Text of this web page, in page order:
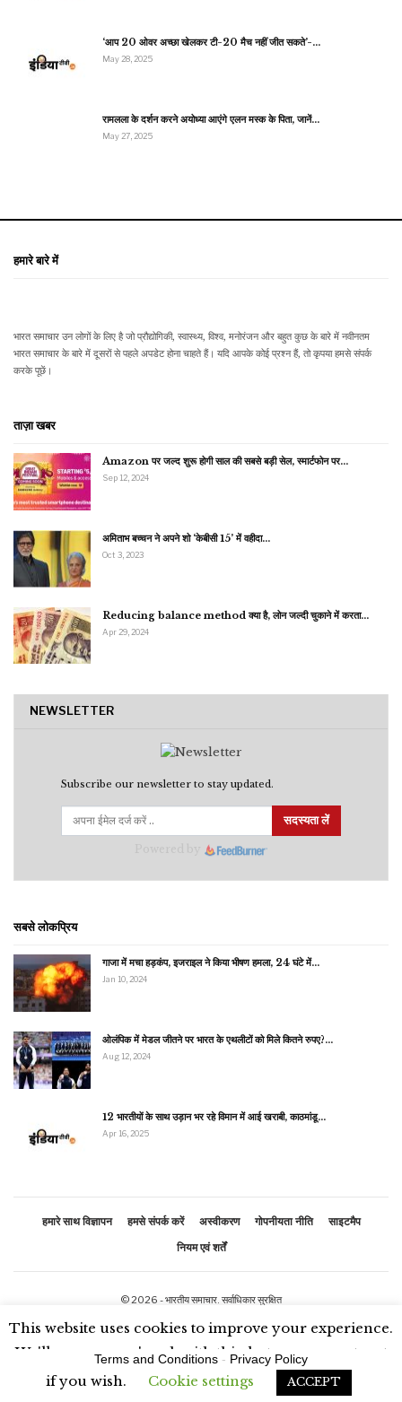
‘आप 20 ओवर अच्छा खेलकर टी-20 मैच नहीं जीत सकते’-…
May 28, 2025
रामलला के दर्शन करने अयोध्या आएंगे एलन मस्क के पिता, जानें…
May 27, 2025
हमारे बारे में
भारत समाचार उन लोगों के लिए है जो प्रौद्योगिकी, स्वास्थ्य, विश्व, मनोरंजन और बहुत कुछ के बारे में नवीनतम
भारत समाचार के बारे में दूसरों से पहले अपडेट होना चाहते हैं। यदि आपके कोई प्रश्न हैं, तो कृपया हमसे संपर्क
करके पूछें।
ताज़ा खबर
Amazon पर जल्द शुरू होगी साल की सबसे बड़ी सेल, स्मार्टफोन पर…
Sep 12, 2024
अमिताभ बच्चन ने अपने शो ‘केबीसी 15’ में वहीदा…
Oct 3, 2023
Reducing balance method क्या है, लोन जल्दी चुकाने में करता…
Apr 29, 2024
NEWSLETTER
Subscribe our newsletter to stay updated.
सदस्यता लें
सबसे लोकप्रिय
गाजा में मचा हड़कंप, इजराइल ने किया भीषण हमला, 24 घंटे में…
Jan 10, 2024
ओलंपिक में मेडल जीतने पर भारत के एथलीटों को मिले कितने रुपए?…
Aug 12, 2024
12 भारतीयों के साथ उड़ान भर रहे विमान में आई खराबी, काठमांडू…
Apr 16, 2025
हमारे साथ विज्ञापन हमसे संपर्क करें अस्वीकरण गोपनीयता नीति
साइटमैप
नियम एवं शर्तें
© 2026 - भारतीय समाचार. सर्वाधिकार सुरक्षित
This website uses cookies to improve your experience.
We'll assume you're ok with this, but you can opt-out
if you wish.
Cookie settings ACCEPT
Terms and Conditions - Privacy Policy